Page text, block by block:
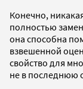
Конечно,
полностью
она способна
взвешенной
свойство для
не в последнюю